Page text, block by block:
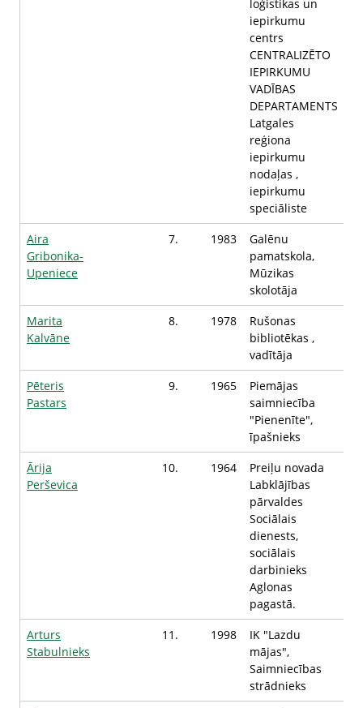
loģistikas un
iepirkumu
centrs
CENTRALIZĒTO
IEPIRKUMU
VADĪBAS
DEPARTAMENTS
Latgales
reģiona
iepirkumu
nodaļas ,
iepirkumu
speciāliste
Aira
Gribonika-
Upeniece
7. 1983
Galēnu
pamatskola,
Mūzikas
skolotāja
Marita
Kalvāne
8. 1978
Rušonas
bibliotēkas ,
vadītāja
Pēteris
Pastars
9. 1965
Piemājas
saimniecība
"Pienenīte",
īpašnieks
Ārija
Perševica
10. 1964
Preiļu novada
Labklājības
pārvaldes
Sociālais
dienests,
sociālais
darbinieks
Aglonas
pagastā.
Arturs
Stabulnieks
11. 1998
IK "Lazdu
mājas",
Saimniecības
strādnieks